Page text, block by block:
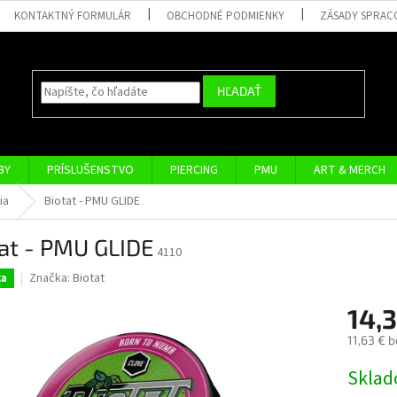
KONTAKTNÝ FORMULÁR OBCHODNÉ PODMIENKY ZÁSADY
HĽADAŤ
PRÍSLUŠENSTVO PIERCING PMU ART & MERCH
Biotat - PMU GLIDE
- PMU GLIDE 4110
Značka: Biotat
11,63 €
cena: